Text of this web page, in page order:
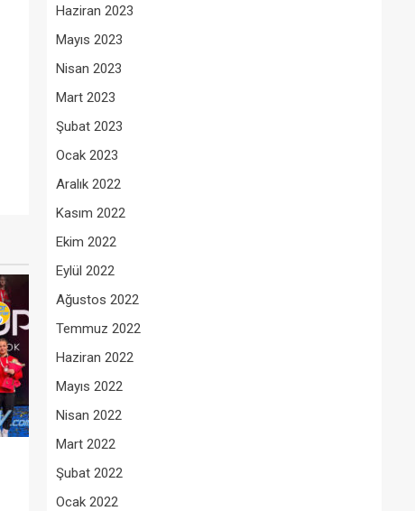
Haziran 2023
Mayıs 2023
Nisan 2023
Mart 2023
Şubat 2023
Ocak 2023
Aralık 2022
Kasım 2022
Ekim 2022
Eylül 2022
Ağustos 2022
Temmuz 2022
Haziran 2022
Mayıs 2022
Nisan 2022
Mart 2022
Şubat 2022
Ocak 2022